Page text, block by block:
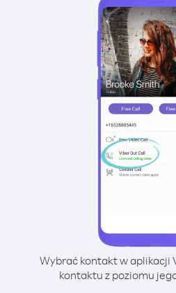
Wybrać kontakt w aplikacji
kontaktu z poziomu